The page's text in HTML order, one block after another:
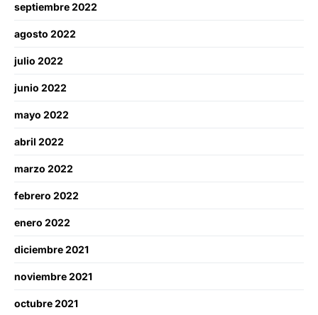
septiembre 2022
agosto 2022
julio 2022
junio 2022
mayo 2022
abril 2022
marzo 2022
febrero 2022
enero 2022
diciembre 2021
noviembre 2021
octubre 2021